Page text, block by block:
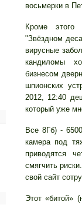
восьмерки в
Кроме этого
"Звёздном
вирусные
кандиломы
бизнесом
шпионских
2012, 12:40
который уже
Все 8Гб) -
камера под
приводятся
смягчить
свой сайт
Этот «битой»